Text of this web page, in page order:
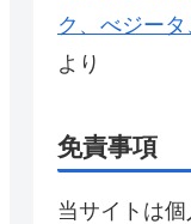
ク、べジー
より
免責事項
当サイトは